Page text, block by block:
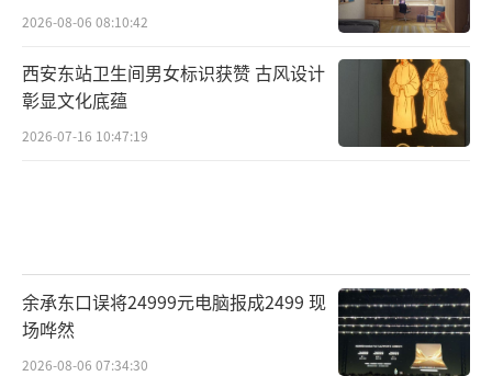
2026-08-06 08:10:42
西安东站卫生间男女标识获赞 古风设计
彰显文化底蕴
2026-07-16 10:47:19
余承东口误将24999元电脑报成2499 现
场哗然
2026-08-06 07:34:30